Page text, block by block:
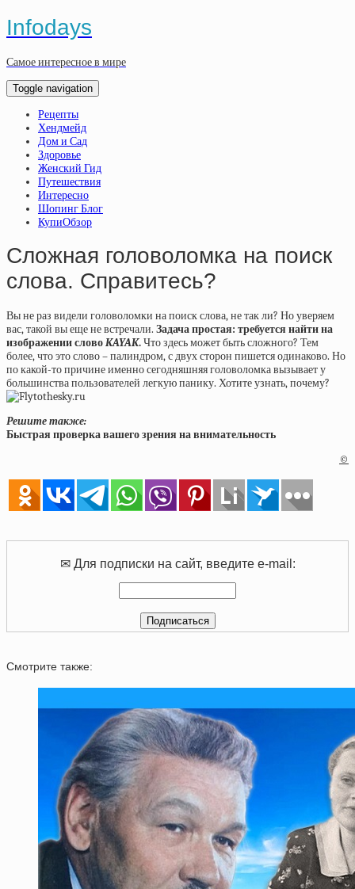
Infodays
Самое интересное в мире
Toggle navigation
Рецепты
Хендмейд
Дом и Сад
Здоровье
Женский Гид
Путешествия
Интересно
Шопинг Блог
КупиОбзор
Сложная головоломка на поиск
слова. Справитесь?
Вы не раз видели головоломки на поиск слова, не так ли? Но уверяем
вас, такой вы еще не встречали. Задача простая: требуется найти на
изображении словоKAYAK.Что здесь может быть сложного? Тем
более, что это слово – палиндром, с двух сторон пишется одинаково. Но
по какой-то причине именно сегодняшняя головоломка вызывает у
большинства пользователей легкую панику. Хотите узнать, почему?
Решите также:
Быстрая проверка вашего зрения на внимательность
©
✉ Для подписки на сайт, введите e-mail:
Смотрите также: